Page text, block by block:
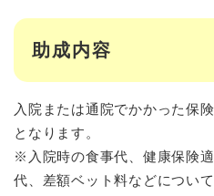
助成内容
入院または通院でかかった保
となります。
※入院時の食事代、健康保険
代、差額ベット料などについ